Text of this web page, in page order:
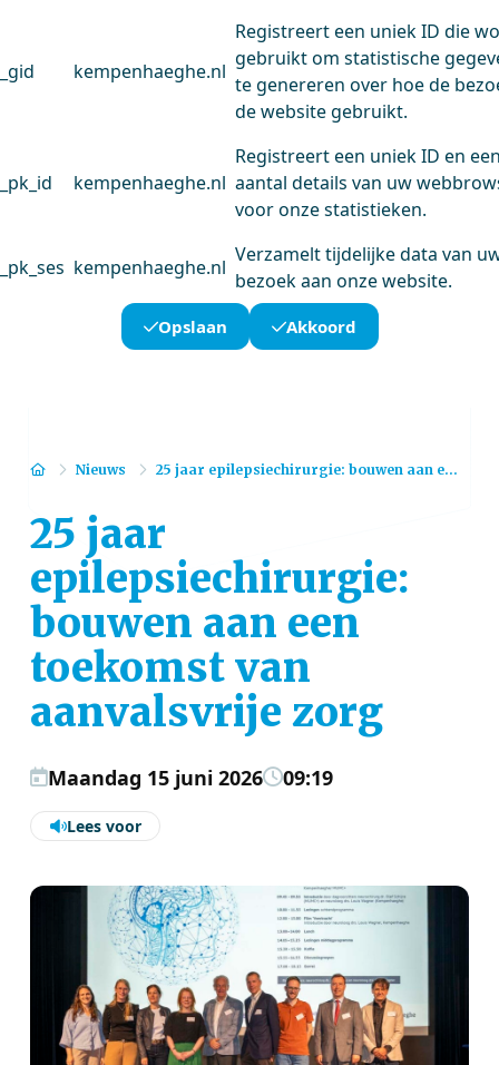
_gid kempenhaeghe.nl
Registreert een uniek ID die
gebruikt om statistische
te genereren over hoe de
de website gebruikt.
_pk_id kempenhaeghe.nl
Registreert een uniek ID en
aantal details van uw
voor onze statistieken.
_pk_ses kempenhaeghe.nl
Verzamelt tijdelijke data van
bezoek aan onze website.
Opslaan Akkoord
HomeNieuws 25 jaar epilepsiechirurgie: bouwen aan e...
25 jaar
epilepsiechirurgie:
bouwen aan een
toekomst van
aanvalsvrije zorg
Maandag 15 juni 2026 09:19
Lees voor